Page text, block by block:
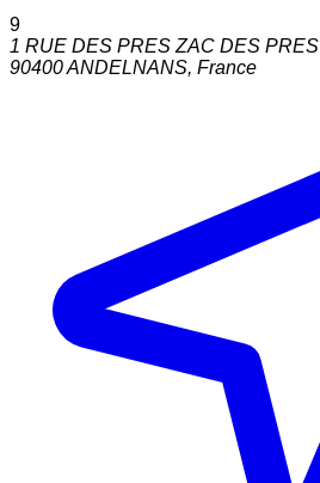
9
1 RUE DES PRES ZAC DES PRES
90400ANDELNANS, France